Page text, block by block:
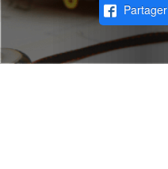
Partager